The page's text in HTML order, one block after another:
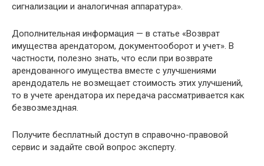
сигнализации и аналогичная аппаратура».
Дополнительная информация — в статье «Возврат
имущества арендатором, документооборот и учет». В
частности, полезно знать, что если при возврате
арендованного имущества вместе с улучшениями
арендодатель не возмещает стоимость этих улучшений,
то в учете арендатора их передача рассматривается как
безвозмездная.
Получите бесплатный доступ в справочно-правовой
сервис и задайте свой вопрос эксперту.